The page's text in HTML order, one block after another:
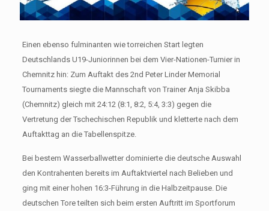
Einen ebenso fulminanten wie torreichen Start legten
Deutschlands U19-Juniorinnen bei dem Vier-Nationen-Turnier in
Chemnitz hin: Zum Auftakt des 2nd Peter Linder Memorial
Tournaments siegte die Mannschaft von Trainer Anja Skibba
(Chemnitz) gleich mit 24:12 (8:1, 8:2, 5:4, 3:3) gegen die
Vertretung der Tschechischen Republik und kletterte nach dem
Auftakttag an die Tabellenspitze.
Bei bestem Wasserballwetter dominierte die deutsche Auswahl
den Kontrahenten bereits im Auftaktviertel nach Belieben und
ging mit einer hohen 16:3-Führung in die Halbzeitpause. Die
deutschen Tore teilten sich beim ersten Auftritt im Sportforum